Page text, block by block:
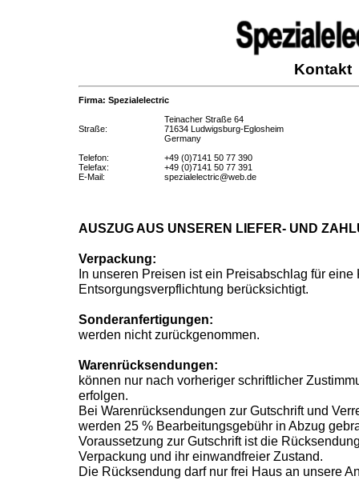
Kontakt
Firma: Spezialelectric
Straße:
Teinacher Straße 64
71634 Ludwigsburg-Eglosheim
Germany
Telefon:
+49 (0)7141 50 77 390
Telefax:
+49 (0)7141 50 77 391
E-Mail:
spezialelectric@web.de
AUSZUG AUS UNSEREN LIEFER- UND
Verpackung:
In unseren Preisen ist ein Preisabschlag für
Entsorgungsverpflichtung berücksichtigt.
Sonderanfertigungen:
werden nicht zurückgenommen.
Warenrücksendungen:
können nur nach vorheriger schriftlicher
erfolgen.
Bei Warenrücksendungen zur Gutschrift und
werden 25 % Bearbeitungsgebühr in Abzug
Voraussetzung zur Gutschrift ist die
Verpackung und ihr einwandfreier Zustand.
Die Rücksendung darf nur frei Haus an unsere